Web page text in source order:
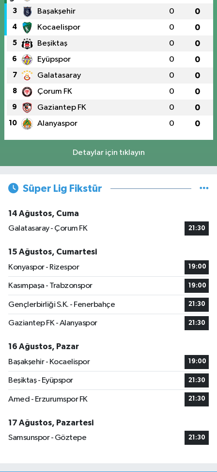
3 Başakşehir 0 0
4 Kocaelispor 0 0
5 Beşiktaş 0 0
6 Eyüpspor 0 0
7 Galatasaray 0 0
8 Çorum FK 0 0
9 Gaziantep FK 0 0
10 Alanyaspor 0 0
Detaylar için tıklayın
Süper Lig Fikstür
14 Ağustos, Cuma
Galatasaray - Çorum FK
21:30
15 Ağustos, Cumartesi
Konyaspor - Rizespor
19:00
Kasımpaşa - Trabzonspor 19:00
Gençlerbirliği S.K. - Fenerbahçe 21:30
Gaziantep FK - Alanyaspor 21:30
16 Ağustos, Pazar
Başakşehir - Kocaelispor
19:00
Beşiktaş - Eyüpspor 21:30
Amed - Erzurumspor FK 21:30
17 Ağustos, Pazartesi
Samsunspor - Göztepe
21:30